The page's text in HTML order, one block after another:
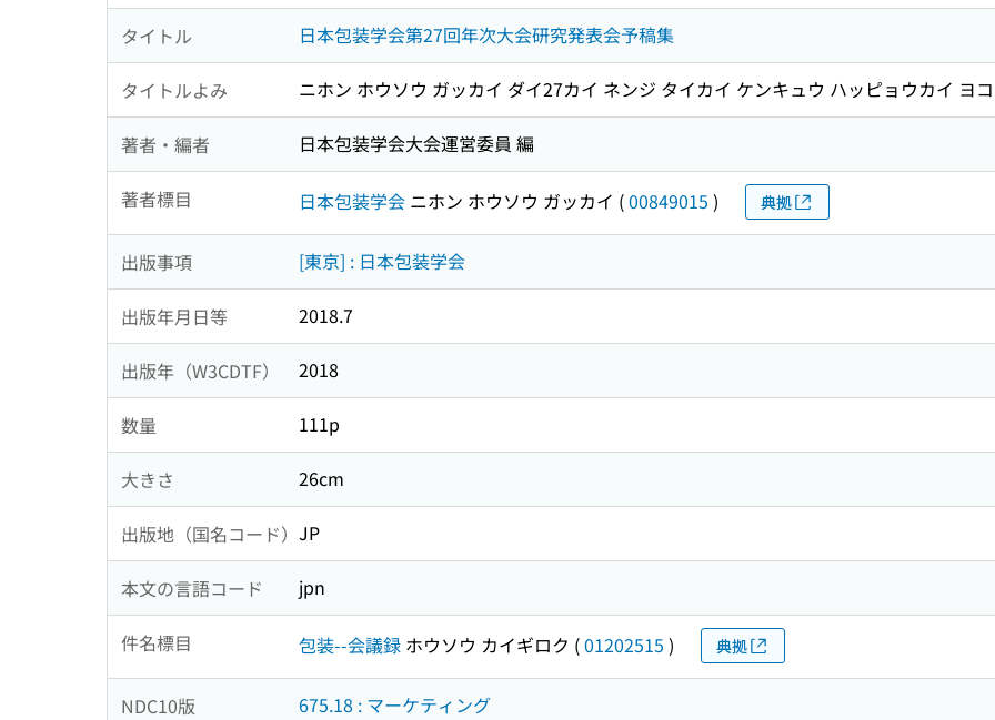
タイトル 日本包装学会第27回年次大会研究発表会予稿集
タイトルよみ ニホン ホウソウ ガッカイ ダイ27カイ ネンジ タイカイ ケンキュウ ハッピョウカイ ヨ
著者・編者 日本包装学会大会運営委員 編
著者標目 日本包装学会 ニホン ホウソウ ガッカイ (00849015 ) 典拠
出版事項 [東京] : 日本包装学会
出版年月日等 2018.7
出版年（W3CDTF） 2018
数量 111p
大きさ 26cm
出版地（国名コード） JP
本文の言語コード jpn
件名標目 包装--会議録 ホウソウ カイギロク (01202515 ) 典拠
NDC10版 675.18 : マーケティング